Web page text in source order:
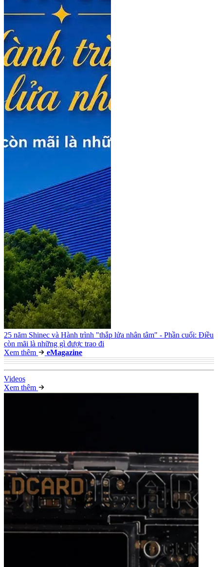
25 năm Shinec và Hành trình "thắp lửa nhân tâm" - Phần cuối: Điều
còn mãi là những gì được trao đi
Xem thêm
eMagazine
Videos
Xem thêm